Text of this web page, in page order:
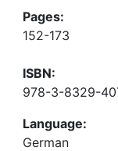
Pages:
152-173
ISBN:
978-3-8329-
Language:
German